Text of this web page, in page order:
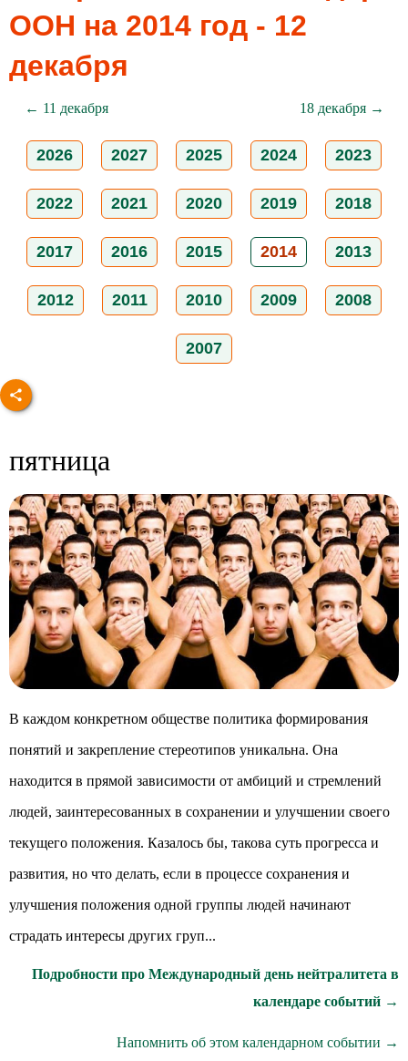
ООН на 2014 год - 12
декабря
← 11 декабря 18 декабря →
2026 2027 2025 2024 2023
2022 2021 2020 2019 2018
2017 2016 2015 2014 2013
2012 2011 2010 2009 2008
2007
пятница
В каждом конкретном обществе политика формирования
понятий и закрепление стереотипов уникальна. Она
находится в прямой зависимости от амбиций и стремлений
людей, заинтересованных в сохранении и улучшении своего
текущего положения. Казалось бы, такова суть прогресса и
развития, но что делать, если в процессе сохранения и
улучшения положения одной группы людей начинают
страдать интересы других груп...
Подробности про Международный день нейтралитета в
календаре событий →
Напомнить об этом календарном событии →